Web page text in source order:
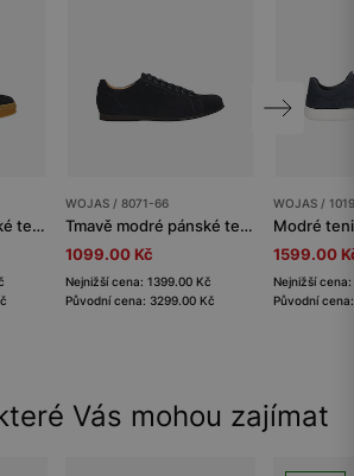
Tmavě modré pánské tenisky na ploché podrážce
WOJAS / 8071-66
Tmavě modré pánské tenisky z velurové štípané kůže
1099.00 Kč
Nejnižší cena: 1399.00 Kč
Původní cena: 3299.00 Kč
WOJAS /
1599.00
Nejnižší
Původní
Vás mohou zajímat